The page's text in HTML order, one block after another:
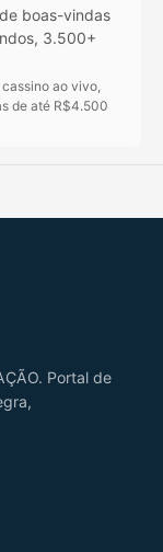
boas-vindas
3.500+
ao vivo,
de até R$4.500
Portal de